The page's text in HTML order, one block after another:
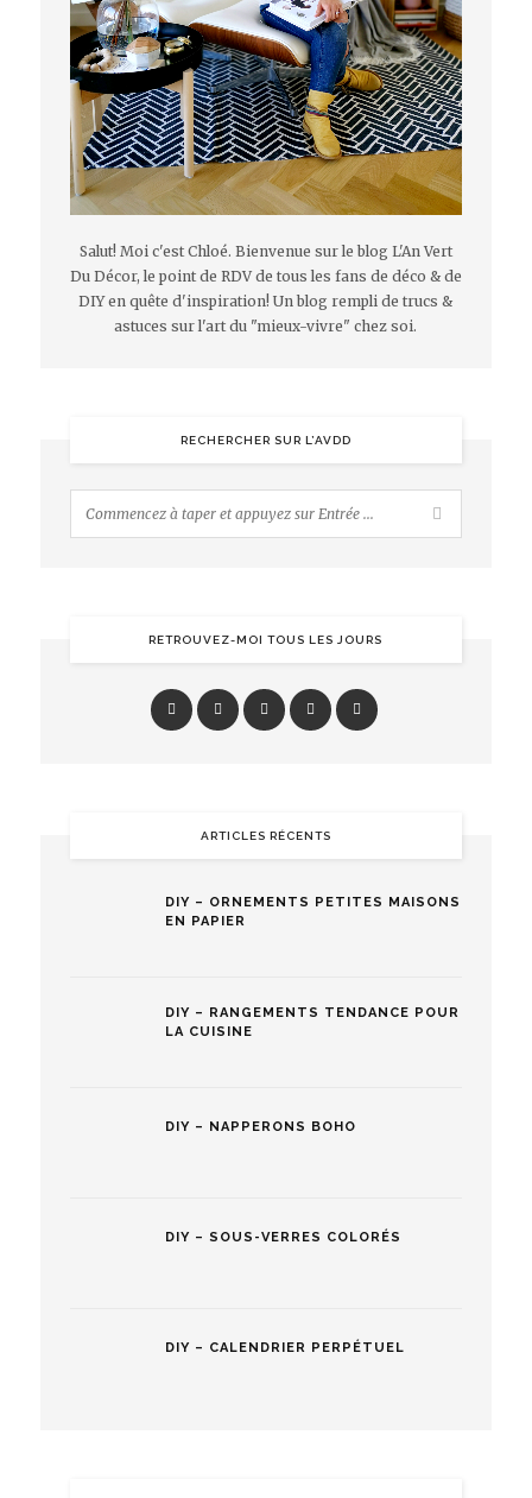
Salut! Moi c'est Chloé. Bienvenue sur le blog L'An Vert
Du Décor, le point de RDV de tous les fans de déco & de
DIY en quête d'inspiration! Un blog rempli de trucs &
astuces sur l'art du "mieux-vivre" chez soi.
RECHERCHER SUR L’AVDD
RETROUVEZ-MOI TOUS LES JOURS
ARTICLES RÉCENTS
DIY – ORNEMENTS PETITES MAISONS
EN PAPIER
DIY – RANGEMENTS TENDANCE POUR
LA CUISINE
DIY – NAPPERONS BOHO
DIY – SOUS-VERRES COLORÉS
DIY – CALENDRIER PERPÉTUEL